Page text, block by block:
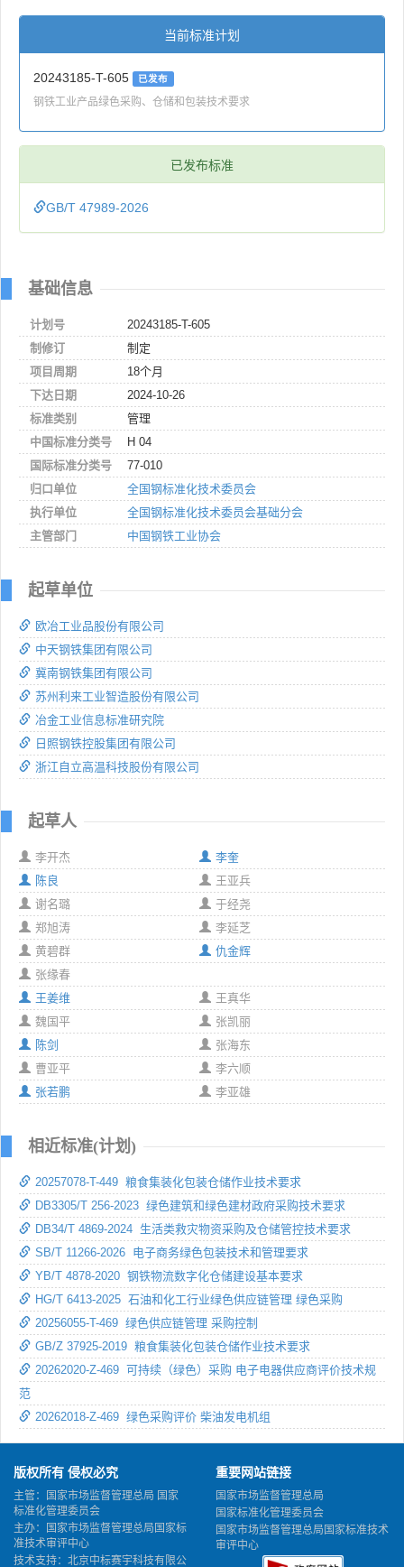
当前标准计划
20243185-T-605 已发布
钢铁工业产品绿色采购、仓储和包装技术要求
已发布标准
GB/T 47989-2026
基础信息
计划号
20243185-T-605
制修订
制定
项目周期
18个月
下达日期
2024-10-26
标准类别
管理
中国标准分类号
H 04
国际标准分类号
77-010
归口单位
全国钢标准化技术委员会
执行单位
全国钢标准化技术委员会基础分会
主管部门
中国钢铁工业协会
起草单位
欧冶工业品股份有限公司
中天钢铁集团有限公司
冀南钢铁集团有限公司
苏州利来工业智造股份有限公司
冶金工业信息标准研究院
日照钢铁控股集团有限公司
浙江自立高温科技股份有限公司
起草人
李开杰
李奎
陈良
王亚兵
谢名璐
于经尧
郑旭涛
李延芝
黄碧群
仇金辉
张缘春
王姜维
王真华
魏国平
张凯丽
陈剑
张海东
曹亚平
李六顺
张若鹏
李亚雄
相近标准(计划)
20257078-T-449 粮食集装化包装仓储作业技术要求
DB3305/T 256-2023 绿色建筑和绿色建材政府采购技术要求
DB34/T 4869-2024 生活类救灾物资采购及仓储管控技术要求
SB/T 11266-2026 电子商务绿色包装技术和管理要求
YB/T 4878-2020 钢铁物流数字化仓储建设基本要求
HG/T 6413-2025 石油和化工行业绿色供应链管理 绿色采购
20256055-T-469 绿色供应链管理 采购控制
GB/Z 37925-2019 粮食集装化包装仓储作业技术要求
20262020-Z-469 可持续（绿色）采购 电子电器供应商评价技术规
范
20262018-Z-469 绿色采购评价 柴油发电机组
版权所有 侵权必究
主管：国家市场监督管理总局 国家
标准化管理委员会
主办：国家市场监督管理总局国家标
准技术审评中心
技术支持：北京中标赛宇科技有限公
重要网站链接
国家市场监督管理总局
国家标准化管理委员会
国家市场监督管理总局国家标准技术
审评中心